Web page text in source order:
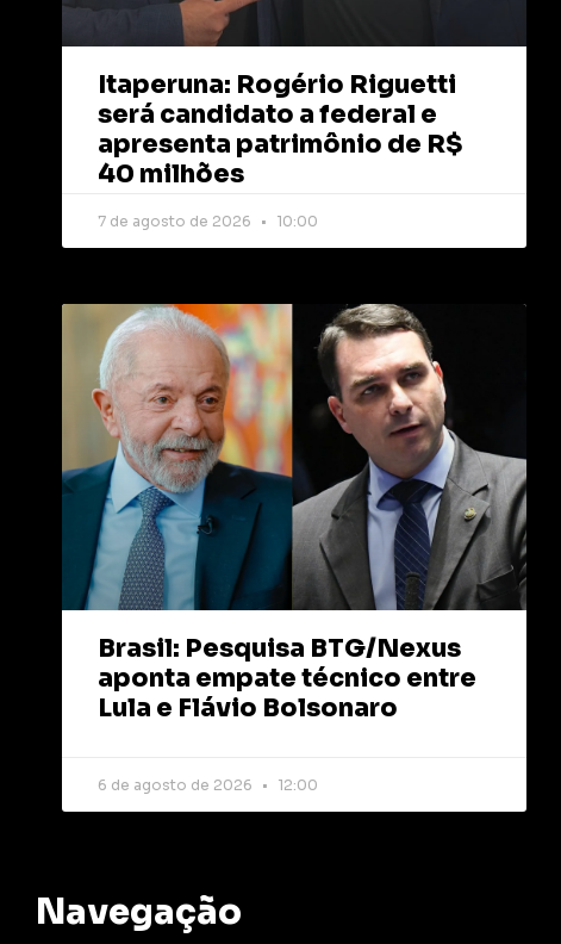
Itaperuna: Rogério Riguetti
será candidato a federal e
apresenta patrimônio de R$
40 milhões
7 de agosto de 2026 10:00
Brasil: Pesquisa BTG/Nexus
aponta empate técnico entre
Lula e Flávio Bolsonaro
6 de agosto de 2026 12:00
Navegação